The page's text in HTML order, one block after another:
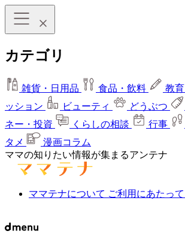
カテゴリ
雑貨・日用品 食品・飲料 教育
ッション
ビューティ どうぶつ
ネー・投資
くらしの相談 行事
タメ
漫画コラム
ママの知りたい情報が集まるアンテナ
ママテナについて ご利用にあたって